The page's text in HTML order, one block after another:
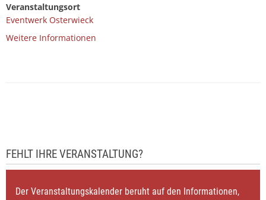
Veranstaltungsort
Eventwerk Osterwieck
Weitere Informationen
FEHLT IHRE VERANSTALTUNG?
Der Veranstaltungskalender beruht auf den Informationen,